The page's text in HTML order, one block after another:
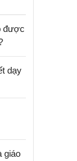
được
dạy
giáo